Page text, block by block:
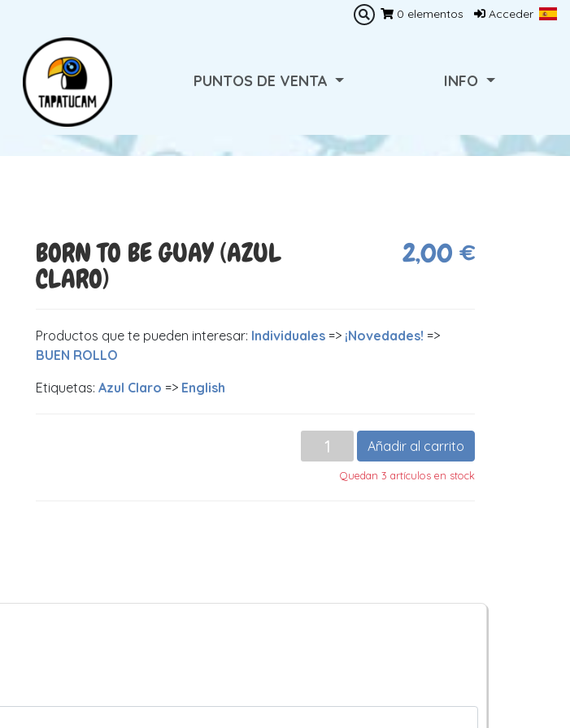
Acceder
0 elementos
PUNTOS DE VENTA INFO
BORN TO BE GUAY (AZUL
CLARO)
2,00 €
Productos que te pueden interesar: Individuales => ¡Novedades! =>
BUEN ROLLO
Etiquetas: Azul Claro => English
Añadir al carrito
Quedan 3 artículos en stock